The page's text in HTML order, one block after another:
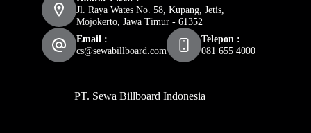
Jl. Raya Wates No. 58, Kupang, Jetis,
Mojokerto, Jawa Timur - 61352
Email :
cs@sewabillboard.com
Telepon :
081 655 4000
PT. Sewa Billboard Indonesia